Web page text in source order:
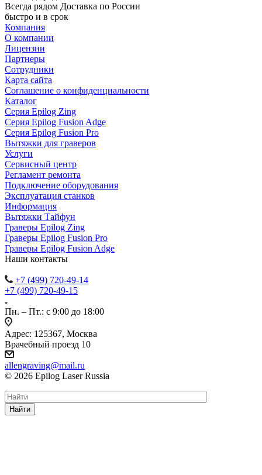
Всегда рядом Доставка по России
быстро и в срок
Компания
О компании
Лицензии
Партнеры
Сотрудники
Карта сайта
Соглашение о конфиденциальности
Каталог
Серия Epilog Zing
Серия Epilog Fusion Adge
Серия Epilog Fusion Pro
Вытяжки для граверов
Услуги
Сервисный центр
Регламент ремонта
Подключение оборудования
Эксплуатация станков
Информация
Вытяжки Тайфун
Граверы Epilog Zing
Граверы Epilog Fusion Pro
Граверы Epilog Fusion Adge
Наши контакты
+7 (499) 720-49-14
+7 (499) 720-49-15
Пн. – Пт.: с 9:00 до 18:00
Адрес: 125367, Москва
Врачебный проезд 10
allengraving@mail.ru
© 2026 Epilog Laser Russia
Найти